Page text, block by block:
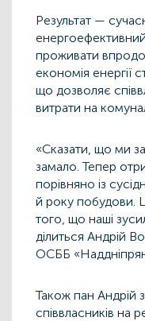
Результат —
проживати
економія енергії
що дозволяє
витрати на
«Сказати, що ми
замало. Тепер
порівняно із
й року побудови.
того, що наші
ділиться Андрій
ОСББ
Також пан Андрій
співвласників на